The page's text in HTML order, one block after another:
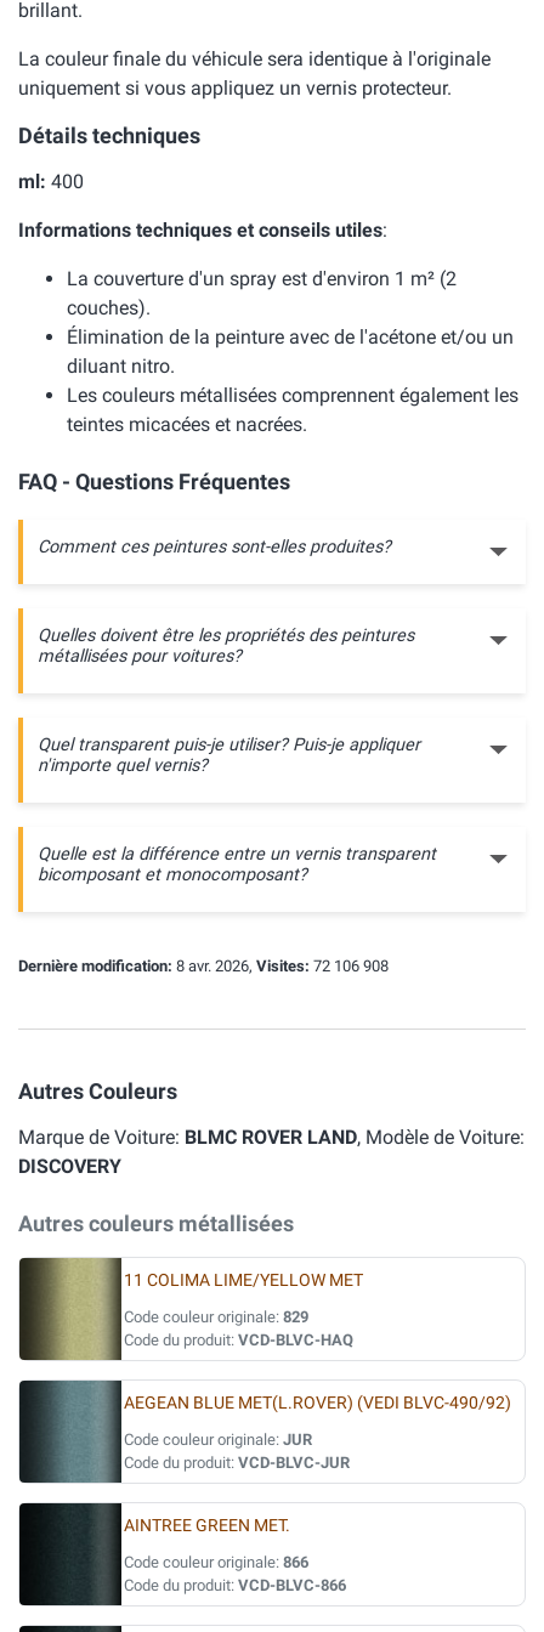
brillant.
La couleur finale du véhicule sera identique à l'originale
uniquement si vous appliquez un vernis protecteur.
Détails techniques
ml: 400
Informations techniques et conseils utiles:
La couverture d'un spray est d'environ 1 m² (2
couches).
Élimination de la peinture avec de l'acétone et/ou un
diluant nitro.
Les couleurs métallisées comprennent également les
teintes micacées et nacrées.
FAQ - Questions Fréquentes
Comment ces peintures sont-elles produites?
Quelles doivent être les propriétés des peintures
métallisées pour voitures?
Quel transparent puis-je utiliser? Puis-je appliquer
n'importe quel vernis?
Quelle est la différence entre un vernis transparent
bicomposant et monocomposant?
Dernière modification: 8 avr. 2026, Visites: 72 106 908
Autres Couleurs
Marque de Voiture: BLMC ROVER LAND, Modèle de Voiture:
DISCOVERY
Autres couleurs métallisées
11 COLIMA LIME/YELLOW MET
Code couleur originale: 829
Code du produit: VCD-BLVC-HAQ
AEGEAN BLUE MET(L.ROVER) (VEDI BLVC-490/92)
Code couleur originale: JUR
Code du produit: VCD-BLVC-JUR
AINTREE GREEN MET.
Code couleur originale: 866
Code du produit: VCD-BLVC-866